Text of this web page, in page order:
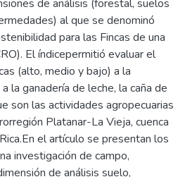
de análisis (forestal, suelos
al que se denominó
para las Fincas de una
El índicepermitió evaluar el
(alto, medio y bajo) a la
la ganadería de leche, la caña de
son las actividades agropecuarias
Platanar-La Vieja, cuenca
el artículo se presentan los
investigación de campo,
de análisis suelo,